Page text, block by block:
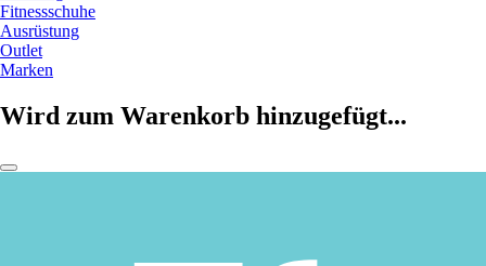
Fitnessschuhe
Ausrüstung
Outlet
Marken
Wird zum Warenkorb hinzugefügt...